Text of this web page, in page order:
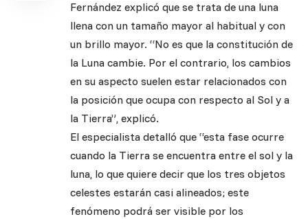
Fernández explicó que se trata de una luna
llena con un tamaño mayor al habitual y con
un brillo mayor. “No es que la constitución de
la Luna cambie. Por el contrario, los cambios
en su aspecto suelen estar relacionados con
la posición que ocupa con respecto al Sol y a
la Tierra”, explicó.
El especialista detalló que “esta fase ocurre
cuando la Tierra se encuentra entre el sol y la
luna, lo que quiere decir que los tres objetos
celestes estarán casi alineados; este
fenómeno podrá ser visible por los